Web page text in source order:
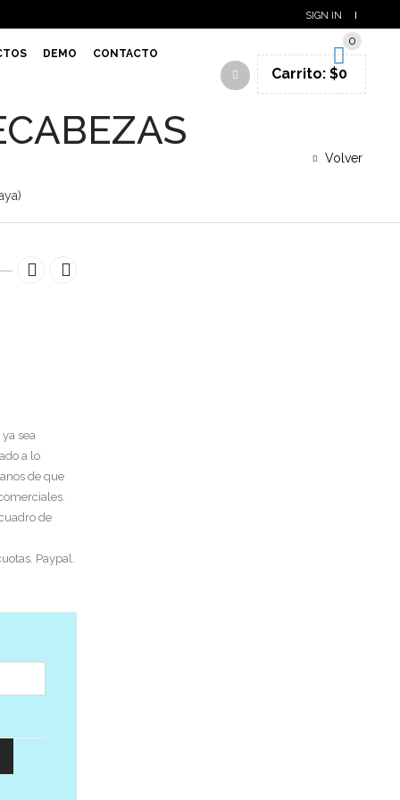
SIGN IN
DEMO CONTACTO
0
Carrito: $0
Volver
sea
a lo
de que
de
Paypal.